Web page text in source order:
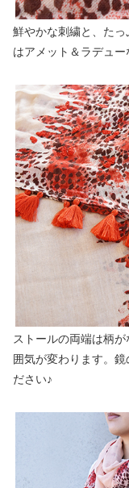
鮮やかな刺繍と、た
はアメット＆ラデュー
ストールの両端は柄
囲気が変わります。
ださい♪